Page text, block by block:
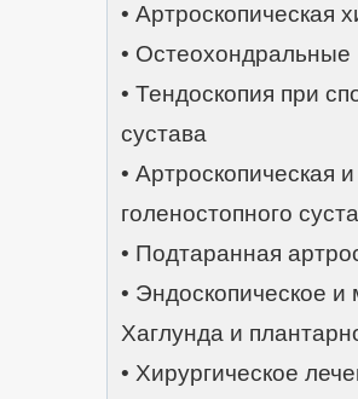
• Артроскопическая
• Остеохондральные
• Тендоскопия при
сустава
• Артроскопическая
голеностопного
• Подтаранная
• Эндоскопическое
Хаглунда и
• Хирургическое